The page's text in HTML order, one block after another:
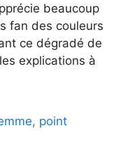
beaucoup
fan des couleurs
ce dégradé de
explications à
, point